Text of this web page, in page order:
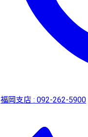
福岡支店 : 092-262-5900